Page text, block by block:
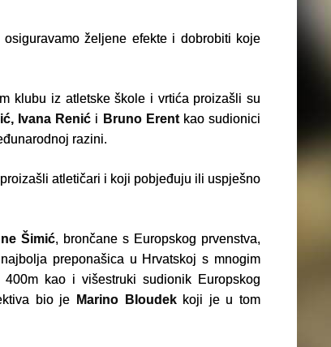
željene efekte i dobrobiti koje
klubu iz atletske škole i vrtića proizašli su
Ivana Renić i Bruno Erentkao sudionici
razini.
atletičari i koji pobjeđuju ili uspješno
Šimić, brončane s Europskog prvenstva,
preponašica u Hrvatskoj s mnogim
kao i višestruki sudionik Europskog
bio je
Marino Bloudekkoji je u tom